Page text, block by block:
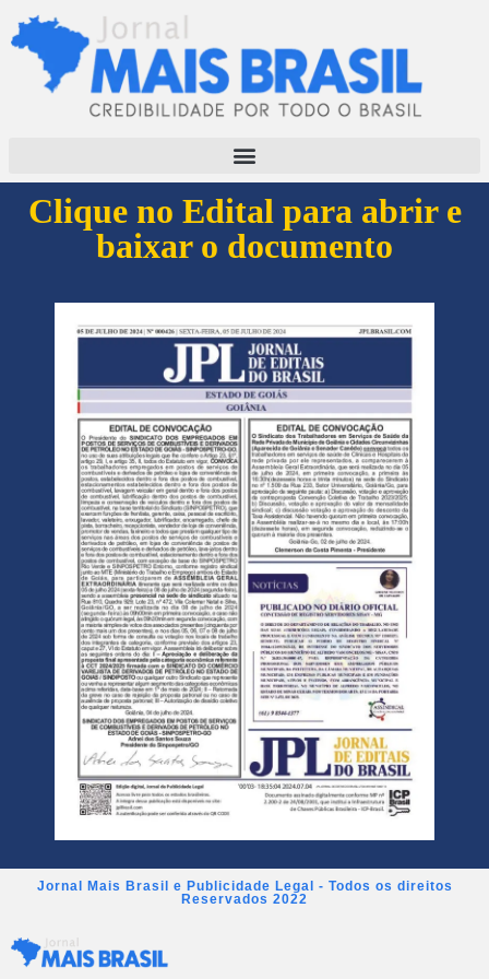
Clique no Edital para abrir e
baixar o documento
Jornal Mais Brasil e Publicidade Legal - Todos os direitos
Reservados 2022